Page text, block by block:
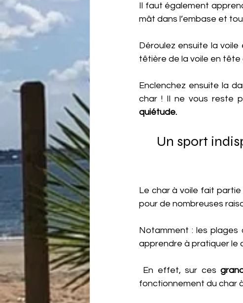
Il faut également
mât dans l’embase et
Déroulez ensuite la voile
têtière de la voile en
Enclenchez ensuite la
char ! Il ne vous reste
quiétude.
Un sport
Le char à voile fait partie
pour de nombreuses
Notamment : les plages
apprendre à pratiquer le
En effet, sur ces
fonctionnement du char